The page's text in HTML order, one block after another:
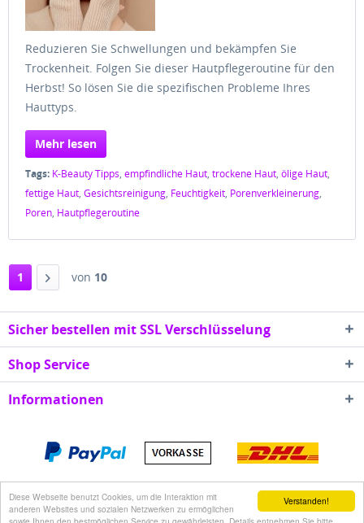
Verstanden!
Diese Webseite benutzt Cookies, um die Interaktion mit
anderen Websites und sozialen Netzwerken zu ermöglichen
Reduzieren Sie Schwellungen und bekämpfen Sie
Trockenheit. Folgen Sie dieser Hautpflegeroutine für den
Herbst! So lösen Sie die spezifischen Probleme Ihres
Hauttyps.
Mehr lesen
Tags: K-Beauty Tipps, empfindliche Haut, trockene Haut, ölige Haut,
fettige Haut, Gesichtsreinigung, Feuchtigkeit, Porenverkleinerung,
Poren, Hautpflegeroutine
1 von 10
Sicher bestellen mit SSL Verschlüsselung
Shop Service
Informationen
* Alle Preise inkl. gesetzl. Mehrwertsteuer zzgl.
Versandkosten